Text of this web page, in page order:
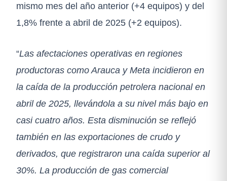
mismo mes del año anterior (+4 equipos) y del
1,8% frente a abril de 2025 (+2 equipos).
“Las afectaciones operativas en regiones
productoras como Arauca y Meta incidieron en
la caída de la producción petrolera nacional en
abril de 2025, llevándola a su nivel más bajo en
casi cuatro años. Esta disminución se reflejó
también en las exportaciones de crudo y
derivados, que registraron una caída superior al
30%. La producción de gas comercial